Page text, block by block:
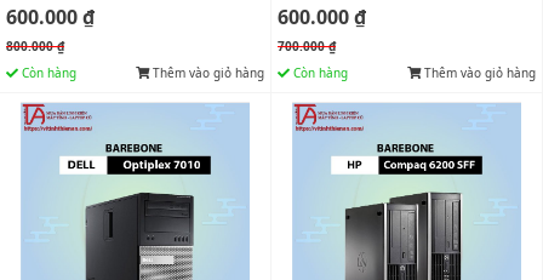
600.000 ₫
800.000 ₫
Còn hàng
Thêm vào giỏ hàng
600.000 ₫
700.000 ₫
Còn hàng
Thêm vào giỏ hàng